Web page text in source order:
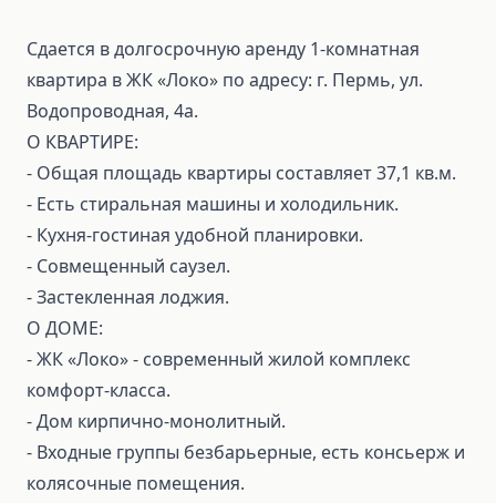
Сдается в долгосрочную аренду 1‑комнатная
квартира в ЖК «Локо» по адресу: г. Пермь, ул.
Водопроводная, 4а.
О КВАРТИРЕ:
- Общая площадь квартиры составляет 37,1 кв.м.
- Есть стиральная машины и холодильник.
- Кухня‑гостиная удобной планировки.
- Совмещенный саузел.
- Застекленная лоджия.
О ДОМЕ:
- ЖК «Локо» - современный жилой комплекс
комфорт‑класса.
- Дом кирпично‑монолитный.
- Входные группы безбарьерные, есть консьерж и
колясочные помещения.